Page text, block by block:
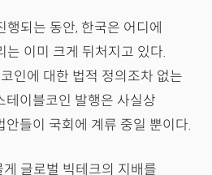
되는 동안, 한국은 어디에
는 이미 크게 뒤처지고 있다.
인에 대한 법적 정의조차 없는
테이블코인 발행은 사실상
안들이 국회에 계류 중일 뿐이다.
글로벌 빅테크의 지배를